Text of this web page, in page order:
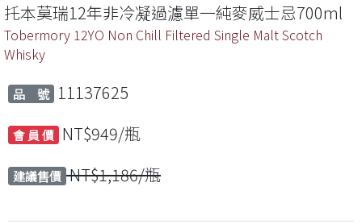
托本莫瑞12年非冷凝過濾單一純麥威士忌700ml
Tobermory 12YO Non Chill Filtered Single Malt Scotch
Whisky
品 號 11137625
會 員 價 NT$949/瓶
建議售價 NT$1,186/瓶